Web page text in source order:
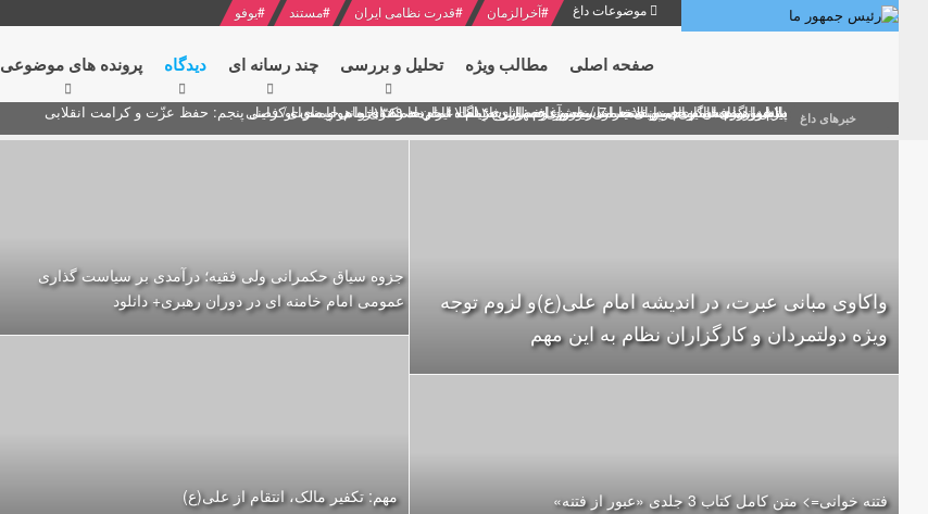
موضوعات داغ #آخرالزمان #قدرت نظامی ایران #مستند #یوفو
صفحه اصلی مطالب ویژه تحلیل و بررسی چند رسانه ای دیدگاه‌ پرونده های موضوعی
خبرهای داغ منشور گفتمان امام و انقلاب - 7 /بخش دوم : شرح پیام ۱۰ خرداد ۱۳۶۹ امام خامنه ای/ فصل پنجم: حفظ عزّت و کرامت انقلابی
بازخوانی افشاگری سپهبد محمود منصور افسر ارشد اطلاعات مصر درباره هواپیمای اوکراینی
دلایل اهمیت سیزدهمین انتخابات ریاست جمهوری از نگاه امام خامنه ای
بیانات امام خامنه ای در سخنرانی نوروزی خطاب به ملت ایران + نکته خوانی و صوت
پیام نوروزی امام خامنه ای به مناسبت آغاز سال ۱۴۰۰
واکاوی مبانی عبرت، در اندیشه امام علی(ع)و لزوم توجه
ویژه دولتمردان و کارگزاران نظام به این مهم
فتنه خوانی=> متن کامل کتاب 3 جلدی «عبور از فتنه»
جزوه سیاق حکمرانی ولی فقیه؛ درآمدی بر سیاست گذاری
عمومی امام خامنه ای در دوران رهبری+ دانلود
مهم: تکفیر مالک، انتقام از علی(ع)